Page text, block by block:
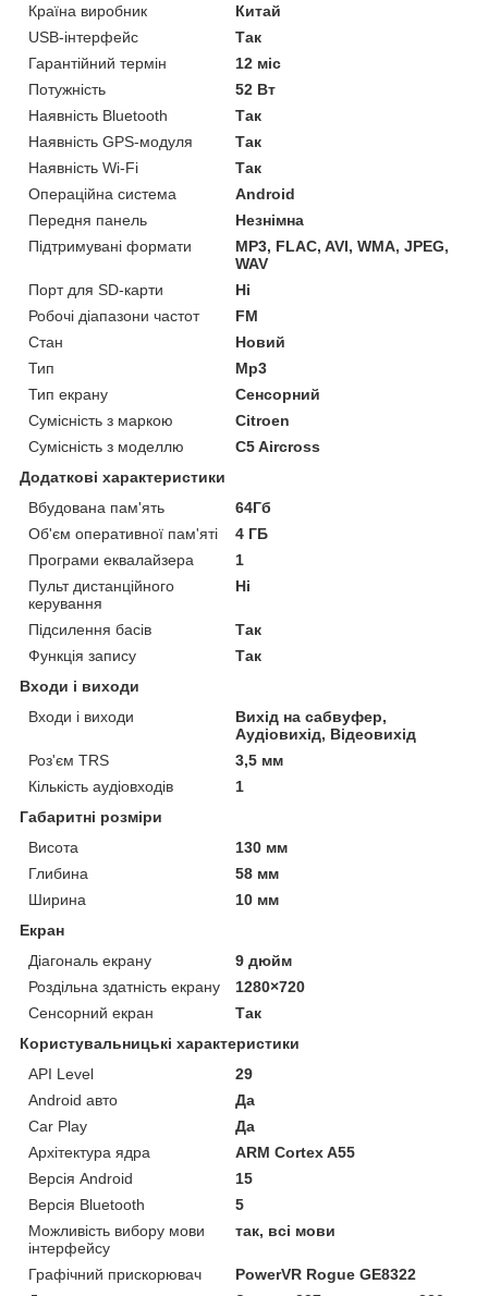
Країна виробник
Китай
USB-інтерфейс
Так
Гарантійний термін
12 міс
Потужність
52 Вт
Наявність Bluetooth
Так
Наявність GPS-модуля
Так
Наявність Wi-Fi
Так
Операційна система
Android
Передня панель
Незнімна
Підтримувані формати
MP3, FLAC, AVI, WMA, JPEG,
WAV
Порт для SD-карти
Ні
Робочі діапазони частот
FM
Стан
Новий
Тип
Mp3
Тип екрану
Сенсорний
Сумісність з маркою
Citroen
Сумісність з моделлю
C5 Aircross
Додаткові характеристики
Вбудована пам'ять
64Гб
Об'єм оперативної пам'яті
4 ГБ
Програми еквалайзера
1
Пульт дистанційного
керування
Ні
Підсилення басів
Так
Функція запису
Так
Входи і виходи
Входи і виходи
Вихід на сабвуфер,
Аудіовихід, Відеовихід
Роз'єм TRS
3,5 мм
Кількість аудіовходів
1
Габаритні розміри
Висота
130 мм
Глибина
58 мм
Ширина
10 мм
Екран
Діагональ екрану
9 дюйм
Роздільна здатність екрану
1280×720
Сенсорний екран
Так
Користувальницькі характеристики
API Level
29
Android авто
Да
Car Play
Да
Архітектура ядра
ARM Cortex A55
Версія Android
15
Версія Bluetooth
5
Можливість вибору мови
інтерфейсу
так, всі мови
Графічний прискорювач
PowerVR Rogue GE8322